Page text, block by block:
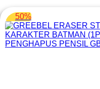
50%